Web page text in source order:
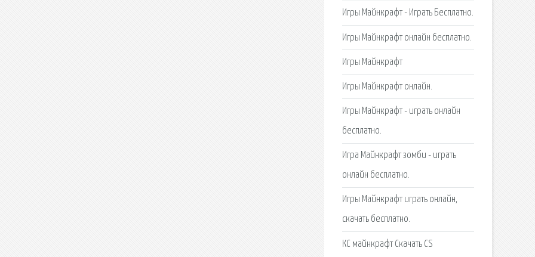
Игры Майнкрафт - Играть Бесплатно.
Игры Майнкрафт онлайн бесплатно.
Игры Майнкрафт
Игры Майнкрафт онлайн.
Игры Майнкрафт - играть онлайн
бесплатно.
Игра Майнкрафт зомби - играть
онлайн бесплатно.
Игры Майнкрафт играть онлайн,
скачать бесплатно.
КС майнкрафт Скачать CS